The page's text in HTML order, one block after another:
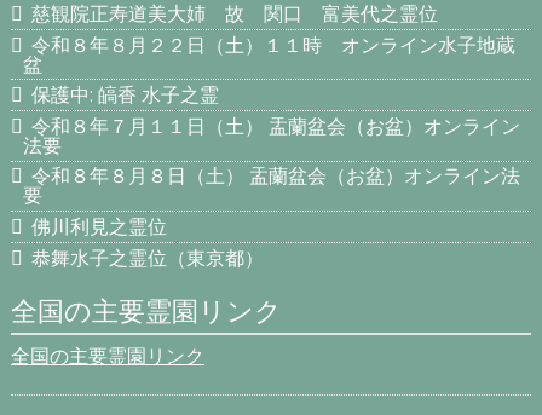
慈観院正寿道美大姉 故 関口 富美代之霊位
令和８年８月２２日（土）１１時 オンライン水子地蔵
盆
保護中: 皜香 水子之霊
令和８年７月１１日（土） 盂蘭盆会（お盆）オンライン
法要
令和８年８月８日（土） 盂蘭盆会（お盆）オンライン法
要
佛川利見之霊位
恭舞水子之霊位（東京都）
全国の主要霊園リンク
全国の主要霊園リンク